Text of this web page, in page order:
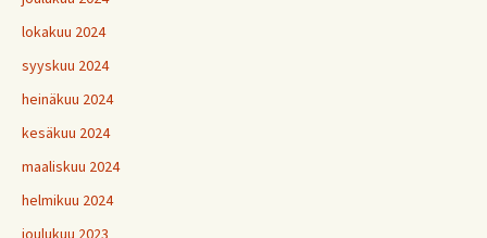
lokakuu 2024
syyskuu 2024
heinäkuu 2024
kesäkuu 2024
maaliskuu 2024
helmikuu 2024
joulukuu 2023